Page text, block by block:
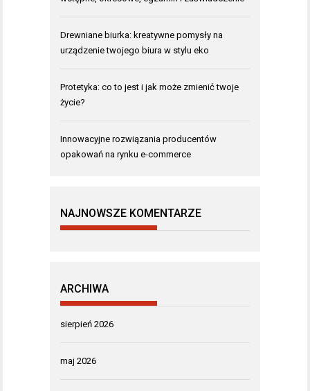
Drewniane biurka: kreatywne pomysły na
urządzenie twojego biura w stylu eko
Protetyka: co to jest i jak może zmienić twoje
życie?
Innowacyjne rozwiązania producentów
opakowań na rynku e-commerce
NAJNOWSZE KOMENTARZE
ARCHIWA
sierpień 2026
maj 2026